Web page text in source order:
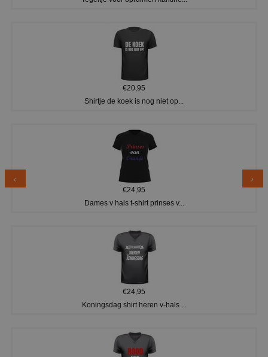
€20,95
Shirtje de koek is nog niet op...
€24,95
Dames v hals t-shirt prinses v...
€24,95
Koningsdag shirt heren v-hals ...